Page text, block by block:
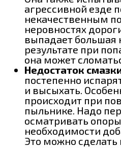
агрессивной езде
некачественным
неровностях
выпадает большая
результате при
она может
Недостаток
постепенно
и высыхать.
происходит при
пыльнике. Надо
осматривать
необходимости
Это можно